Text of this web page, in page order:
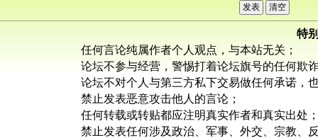
特
任何言论纯属作者个人观点，与本站无关；
论坛不参与经营，警惕打着论坛旗号的任何欺
论坛不对个人与第三方私下交易做任何承诺，
禁止发表恶意攻击他人的言论；
任何转载或转贴都应注明真实作者和真实出处
禁止发表任何涉及政治、军事、外交、宗教、